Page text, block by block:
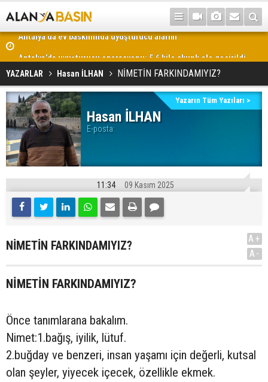
Antalya’da ev baskınında uyuşturucu alarmı
YAZARLAR Hasan İLHAN NİMETİN FARKINDAMIYIZ?
Hasan İLHAN
E-posta:
Yazarın Tüm Yazıları >
11:34 09 Kasım 2025
NİMETİN FARKINDAMIYIZ?
A+
A-
NİMETİN FARKINDAMIYIZ?
Önce tanımlarana bakalım.
Nimet:1.bağış, iyilik, lütuf.
2.buğday ve benzeri, insan yaşamı için değerli, kutsal
olan şeyler, yiyecek içecek, özellikle ekmek.